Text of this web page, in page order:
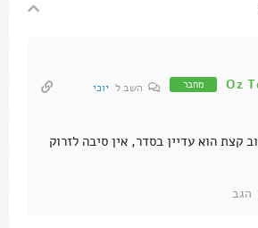
Oz מחבר השב ל יוכי
קצת הוא עדיין בסדר, אין סיבה לזרוק
הגב